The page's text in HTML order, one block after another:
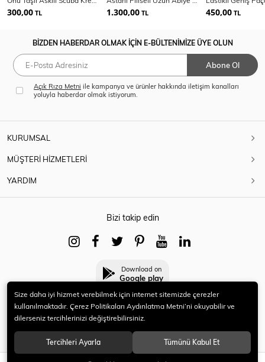
300,00 TL 1.300,00 TL 450,00 TL
BİZDEN HABERDAR OLMAK İÇİN E-BÜLTENİMİZE ÜYE OLUN
Abone Ol
Açık Rıza Metni ile kampanya ve ürünler hakkında iletişim kanalları
yoluyla haberdar olmak istiyorum.
KURUMSAL
MÜŞTERİ HİZMETLERİ
YARDIM
Bizi takip edin
Download on
Google play
© 2021 HERYENİ. Tüm hakları saklıdır.
Size daha iyi hizmet verebilmek için internet sitemizde çerezler
kullanılmaktadır. Çerez Politikaları Aydınlatma Metni’ni okuyabilir ve
dilerseniz tercihlerinizi değiştirebilirsiniz.
Tercihleri Ayarla Tümünü Kabul Et